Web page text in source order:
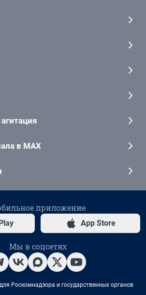
в MAX
приложение
App Store
Мы в соцсетях
Роскомнадзора и государственных органов